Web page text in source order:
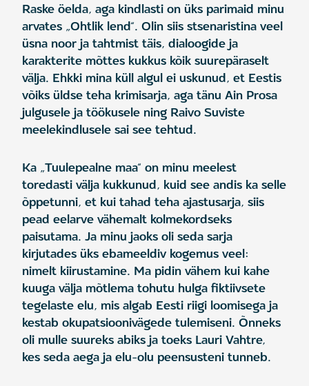
Raske öelda, aga kindlasti on üks parimaid minu
arvates „Ohtlik lend“. Olin siis stsenaristina veel
üsna noor ja tahtmist täis, dialoogide ja
karakterite mõttes kukkus kõik suurepäraselt
välja. Ehkki mina küll algul ei uskunud, et Eestis
võiks üldse teha krimisarja, aga tänu Ain Prosa
julgusele ja töökusele ning Raivo Suviste
meelekindlusele sai see tehtud.
Ka „Tuulepealne maa“ on minu meelest
toredasti välja kukkunud, kuid see andis ka selle
õppetunni, et kui tahad teha ajastusarja, siis
pead eelarve vähemalt kolmekordseks
paisutama. Ja minu jaoks oli seda sarja
kirjutades üks ebameeldiv kogemus veel:
nimelt kiirustamine. Ma pidin vähem kui kahe
kuuga välja mõtlema tohutu hulga fiktiivsete
tegelaste elu, mis algab Eesti riigi loomisega ja
kestab okupatsioonivägede tulemiseni. Õnneks
oli mulle suureks abiks ja toeks Lauri Vahtre,
kes seda aega ja elu-olu peensusteni tunneb.